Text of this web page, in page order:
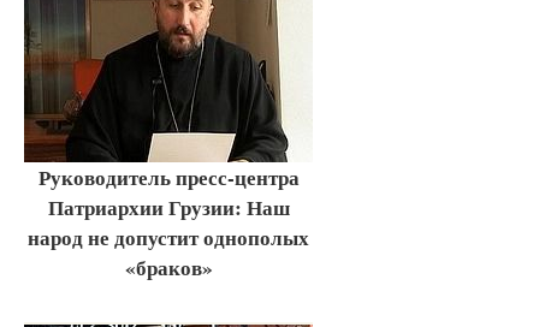
Руководитель пресс-центра
Патриархии Грузии: Наш
народ не допустит однополых
«браков»